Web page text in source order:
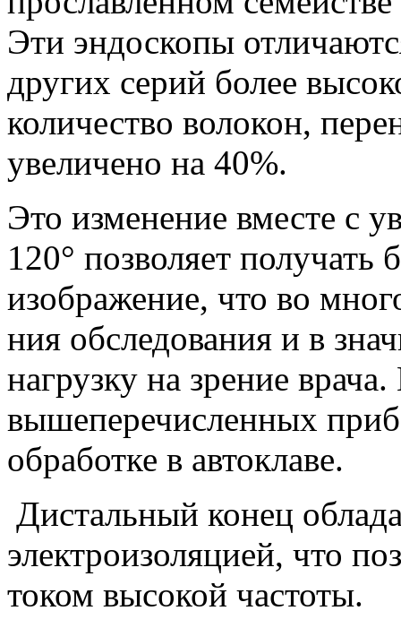
Эти эндоскопы
других серий более
количество волокон,
увеличено на 40%.
Это изменение вместе с
120° позволяет получать
изображение, что во
ния обследования и в
нагрузку на зрение
вышеперечисленных
обработке в автоклаве.
Дистальный конец
электроизоляцией, что
током высокой частоты.